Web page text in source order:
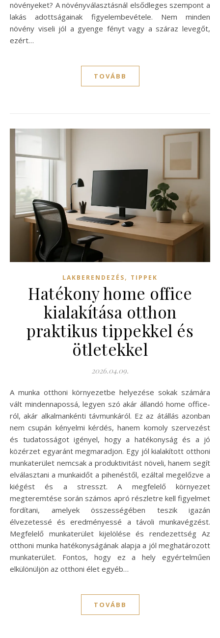
növényeket? A növényválasztásnál elsődleges szempont a
lakás adottságainak figyelembevétele. Nem minden
növény viseli jól a gyenge fényt vagy a száraz levegőt,
ezért…
TOVÁBB
LAKBERENDEZÉS, TIPPEK
Hatékony home office
kialakítása otthon
praktikus tippekkel és
ötletekkel
2026.04.09.
A munka otthoni környezetbe helyezése sokak számára
vált mindennapossá, legyen szó akár állandó home office-
ról, akár alkalmankénti távmunkáról. Ez az átállás azonban
nem csupán kényelmi kérdés, hanem komoly szervezést
és tudatosságot igényel, hogy a hatékonyság és a jó
közérzet egyaránt megmaradjon. Egy jól kialakított otthoni
munkaterület nemcsak a produktivitást növeli, hanem segít
elválasztani a munkaidőt a pihenéstől, ezáltal megelőzve a
kiégést és a stresszt. A megfelelő környezet
megteremtése során számos apró részletre kell figyelmet
fordítani, amelyek összességében teszik igazán
élvezetessé és eredményessé a távoli munkavégzést.
Megfelelő munkaterület kijelölése és rendezettség Az
otthoni munka hatékonyságának alapja a jól meghatározott
munkaterület. Fontos, hogy ez a hely egyértelműen
elkülönüljön az otthoni élet egyéb…
TOVÁBB